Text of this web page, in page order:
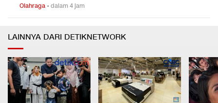
Olahraga •dalam 4 jam
LAINNYA DARI DETIKNETWORK